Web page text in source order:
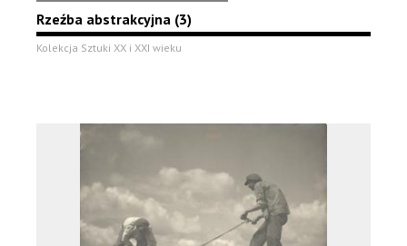
Rzeźba abstrakcyjna (3)
Kolekcja Sztuki XX i XXI wieku